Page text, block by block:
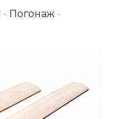
- Погонаж -